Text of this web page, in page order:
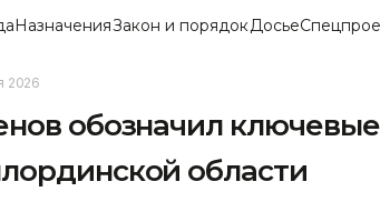
НазначенияЗакон и порядок Досье
2026
обозначил
области